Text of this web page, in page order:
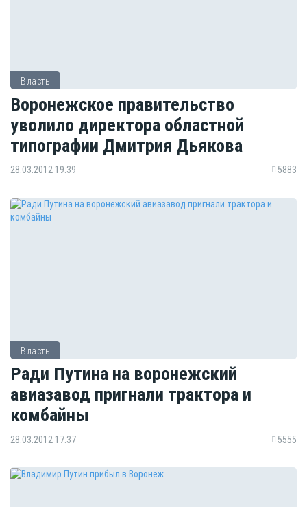
Власть
Воронежское правительство
уволило директора областной
типографии Дмитрия Дьякова
28.03.2012 19:39 5883
Власть
Ради Путина на воронежский
авиазавод пригнали трактора и
комбайны
28.03.2012 17:37 5555